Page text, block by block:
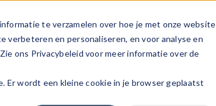
te verzamelen over hoe je met onze website
verbeteren en personaliseren, en voor analyse en
ons Privacybeleid voor meer informatie over de
Er wordt een kleine cookie in je browser geplaatst
Voor werkgevers